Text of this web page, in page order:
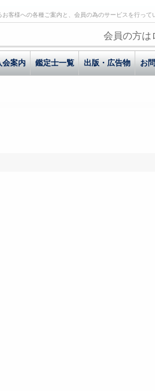
客様への各種ご案内と、会員の為のサービスを行って
会員の方は
会案内 鑑定士一覧 出版・広告物 お